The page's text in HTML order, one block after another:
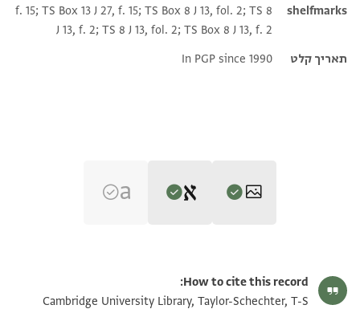
shelfmarks
f. 15; TS Box 13 J 27, f. 15; TS Box 8 J 13, fol. 2; TS 8
J 13, f. 2; TS 8 J 13, fol. 2; TS Box 8 J 13, f. 2
תאריך קלט
In PGP since 1990
S. D. Goitein's unpublished edition (1950–85).
T-S 13J27.15, recto
T-S 8J13.2 1r הגדל וסובב
T-S 8J13.2, recto
How to cite this record:
Cambridge University Library, Taylor-Schechter, T-S